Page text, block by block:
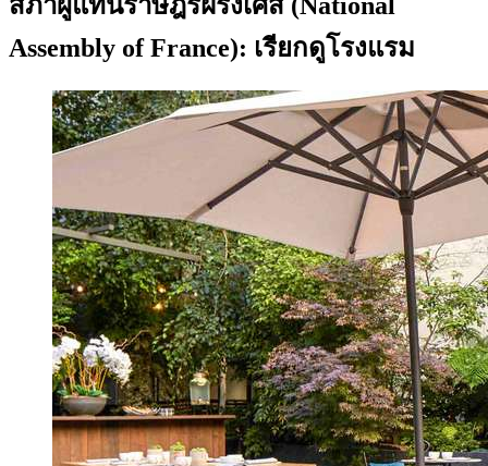
Assembly of France): เรียกดูโรงแรม